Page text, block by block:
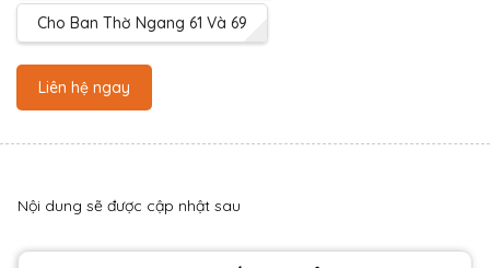
Cho Ban Thờ Ngang 61 Và 69
Liên hệ ngay
Nội dung sẽ được cập nhật sau